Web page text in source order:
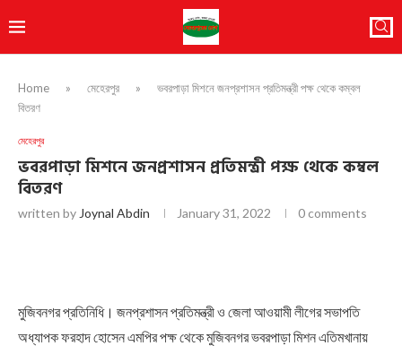
Home » মেহেরপুর »
ভবরপাড়া মিশনে জনপ্রশাসন প্রতিমন্ত্রী পক্ষ থেকে কম্বল
বিতরণ
মেহেরপুর
ভবরপাড়া মিশনে জনপ্রশাসন প্রতিমন্ত্রী পক্ষ থেকে কম্বল
বিতরণ
written by Joynal Abdin January 31, 2022 0 comments
মুজিবনগর প্রতিনিধি। জনপ্রশাসন প্রতিমন্ত্রী ও জেলা আওয়ামী লীগের সভাপতি
অধ্যাপক ফরহাদ হোসেন এমপির পক্ষ থেকে মুজিবনগর ভবরপাড়া মিশন এতিমখানায়